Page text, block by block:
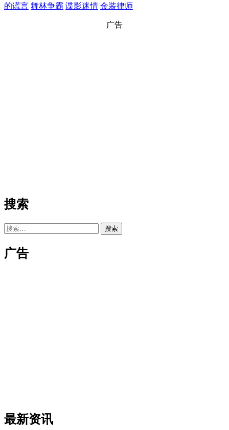
的谎言 舞林争霸 谍影迷情 金装律师
广告
搜索
搜
广告
最新资讯